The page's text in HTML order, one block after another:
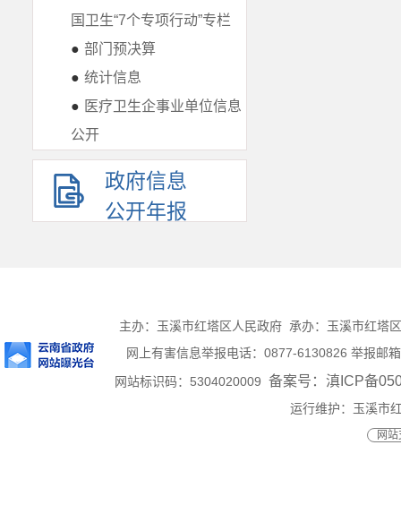
国卫生“7个专项行动”专栏
● 部门预决算
● 统计信息
● 医疗卫生企事业单位信息
公开
政府信息
公开年报
主办：玉溪市红塔区人民政府 承办：玉溪市红塔
网上有害信息举报电话：0877-6130826 举报邮
网站标识码：5304020009 备案号：滇ICP备
运行维护：玉溪市
网